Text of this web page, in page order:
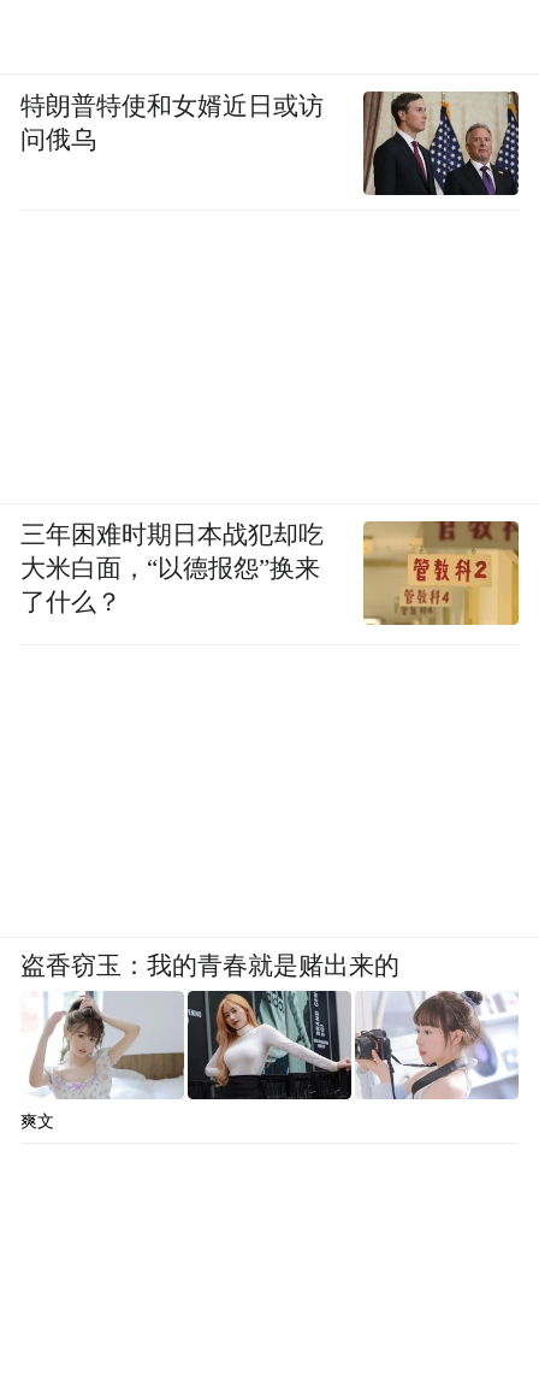
特朗普特使和女婿近日或访
问俄乌
三年困难时期日本战犯却吃
大米白面，“以德报怨”换来
了什么？
盗香窃玉：我的青春就是赌出来的
爽文